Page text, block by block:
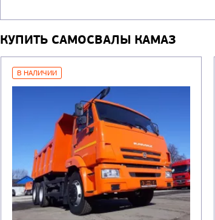
КУПИТЬ САМОСВАЛЫ КАМАЗ
В НАЛИЧИИ